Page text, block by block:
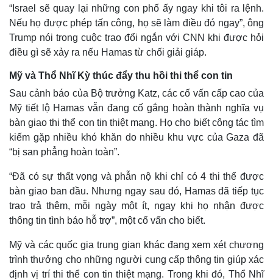
Cuộc sống đó đây
Hồ sơ
Ảnh
E-Magazine
Infographic
“Israel sẽ quay lại những con phố ấy ngay khi tôi ra lệnh.
Nếu họ được phép tấn công, họ sẽ làm điều đó ngay”, ông
Trump nói trong cuộc trao đổi ngắn với CNN khi được hỏi
điều gì sẽ xảy ra nếu Hamas từ chối giải giáp.
Mỹ và Thổ Nhĩ Kỳ thúc đẩy thu hồi thi thể con tin
Sau cảnh báo của Bộ trưởng Katz, các cố vấn cấp cao của
Mỹ tiết lộ Hamas vẫn đang cố gắng hoàn thành nghĩa vụ
bàn giao thi thể con tin thiệt mạng. Họ cho biết công tác tìm
kiếm gặp nhiều khó khăn do nhiều khu vực của Gaza đã
“bị san phẳng hoàn toàn”.
“Đã có sự thất vọng và phẫn nộ khi chỉ có 4 thi thể được
bàn giao ban đầu. Nhưng ngay sau đó, Hamas đã tiếp tục
trao trả thêm, mỗi ngày một ít, ngay khi họ nhận được
thông tin tình báo hỗ trợ”, một cố vấn cho biết.
Mỹ và các quốc gia trung gian khác đang xem xét chương
trình thưởng cho những người cung cấp thông tin giúp xác
định vị trí thi thể con tin thiệt mạng. Trong khi đó, Thổ Nhĩ